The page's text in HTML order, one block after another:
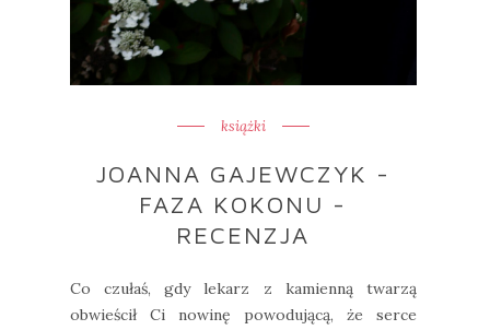
książki
JOANNA GAJEWCZYK -
FAZA KOKONU -
RECENZJA
Co czułaś, gdy lekarz z kamienną twarzą
obwieścił Ci nowinę powodującą, że serce